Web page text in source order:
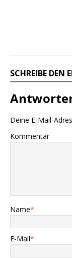
SCHREIBE DEN
Deine E-Mail-
Kommentar
Name*
E-Mail*